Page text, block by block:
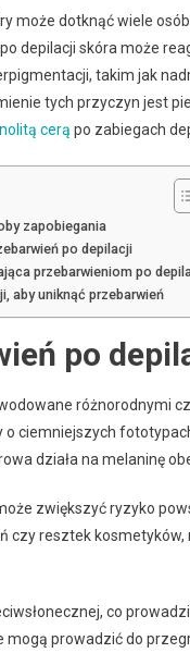
może dotknąć wiele
depilacji skóra może
takim jak
tych przyczyn jest
cerą po zabiegach
zapobiegania
po depilacji
przebarwieniom po
aby uniknąć przebarwień
po
różnorodnymi
o ciemniejszych
działa na melaninę
zwiększyć ryzyko
czy resztek
co
mogą prowadzić do